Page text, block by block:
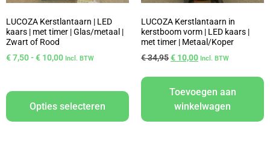
LUCOZA Kerstlantaarn | LED
kaars | met timer | Glas/metaal |
Zwart of Rood
€7,50-€ 10,00 Incl. BTW
Opties selecteren
LUCOZA Kerstlantaarn in
kerstboom vorm | LED kaars |
met timer | Metaal/Koper
€34,95€ 10,00 Incl. BTW
Toevoegen aan
winkelwagen